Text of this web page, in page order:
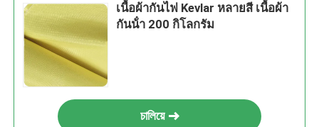
เนื้อผ้ากันไฟ Kevlar หลายสี เนื้อผ้า
กันน้ํา 200 กิโลกรัม
চালিয়ে